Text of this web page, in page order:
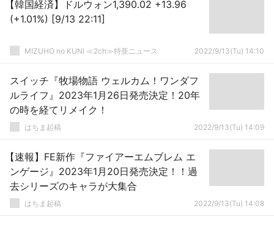
【韓国経済】ドルウォン1,390.02 +13.96
(+1.01%) [9/13 22:11]
MIZUHO no KUNI ≪2ch≫特亜ニュース 2022/9/13(Tu) 14:10
スイッチ『牧場物語 ウェルカム！ワンダフ
ルライフ』2023年1月26日発売決定！20年
の時を経てリメイク！
はちま起稿 2022/9/13(Tu) 14:09
【速報】FE新作『ファイアーエムブレム エ
ンゲージ』2023年1月20日発売決定！！過
去シリーズのキャラが大集合
はちま起稿 2022/9/13(Tu) 14:08